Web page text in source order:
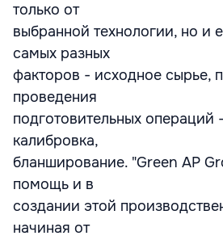
только от
выбранной технологии, но и
самых разных
факторов - исходное сырье,
проведения
подготовительных операций
калибровка,
бланширование. "Green AP
помощь и в
создании этой
начиная от